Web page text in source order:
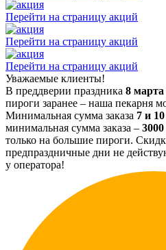
Перейти на страницу акций
Перейти на страницу акций
Перейти на страницу акций
Уважаемые клиенты!
В преддверии праздника 8 марта
пироги заранее – наша пекарня
Минимальная сумма заказа 7 и
минимальная сумма заказа –
только на большие пироги.
предпраздничные дни не
у оператора!